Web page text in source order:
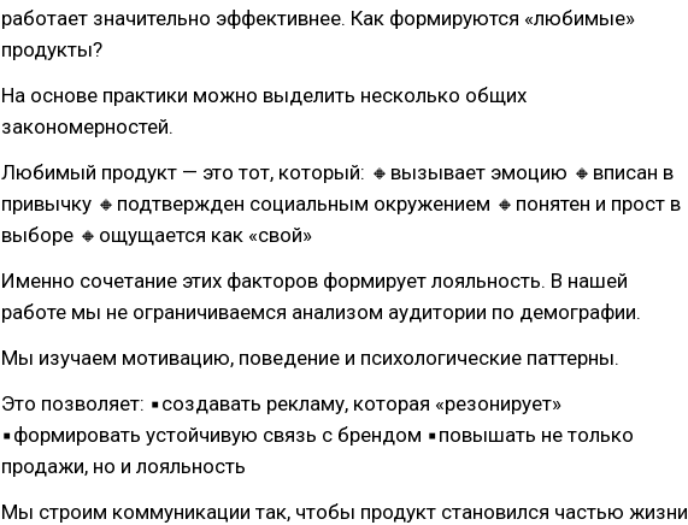
работает значительно эффективнее. Как формируются «любимые»
продукты?
На основе практики можно выделить несколько общих
закономерностей.
Любимый продукт — это тот, который: 🔸вызывает эмоцию 🔸вписан в
привычку 🔸подтвержден социальным окружением 🔸понятен и прост в
выборе 🔸ощущается как «свой»
Именно сочетание этих факторов формирует лояльность. В нашей
работе мы не ограничиваемся анализом аудитории по демографии.
Мы изучаем мотивацию, поведение и психологические паттерны.
Это позволяет: ▪создавать рекламу, которая «резонирует»
▪формировать устойчивую связь с брендом ▪повышать не только
продажи, но и лояльность
Мы строим коммуникации так, чтобы продукт становился частью жизни